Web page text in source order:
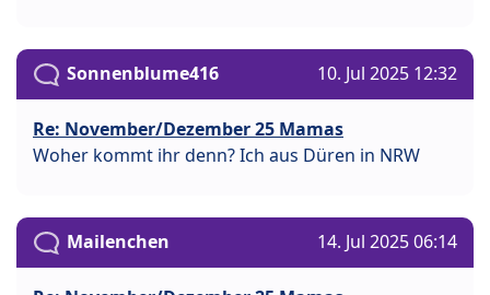
Sonnenblume416 10. Jul 2025 12:32
Re: November/Dezember 25 Mamas
Woher kommt ihr denn? Ich aus Düren in NRW
Mailenchen 14. Jul 2025 06:14